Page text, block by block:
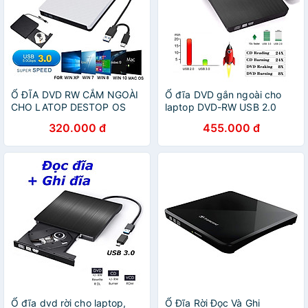
Ổ ĐĨA DVD RW CẮM NGOÀI
CHO LATOP DESTOP OS
Type C -Hàng Chính Hãng
320.000 đ
Ổ đĩa DVD gắn ngoài cho
laptop DVD-RW USB 2.0
455.000 đ
Ổ đĩa dvd rời cho laptop, Ổ Đĩa Rời Đọc Và Ghi